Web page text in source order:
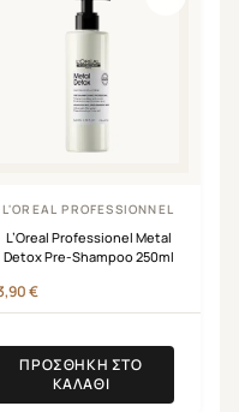
L'OREAL PROFESSIONNEL
L’Oreal Professionel Metal
Detox Pre-Shampoo 250ml
€
ΠΡΟΣΘΉΚΗ ΣΤΟ
ΚΑΛΆΘΙ